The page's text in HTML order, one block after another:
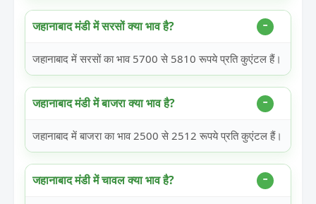
जहानाबाद मंडी में सरसों क्या भाव है?
जहानाबाद में सरसों का भाव 5700 से 5810 रूपये प्रति कुएंटल हैं।
जहानाबाद मंडी में बाजरा क्या भाव है?
जहानाबाद में बाजरा का भाव 2500 से 2512 रूपये प्रति कुएंटल हैं।
जहानाबाद मंडी में चावल क्या भाव है?